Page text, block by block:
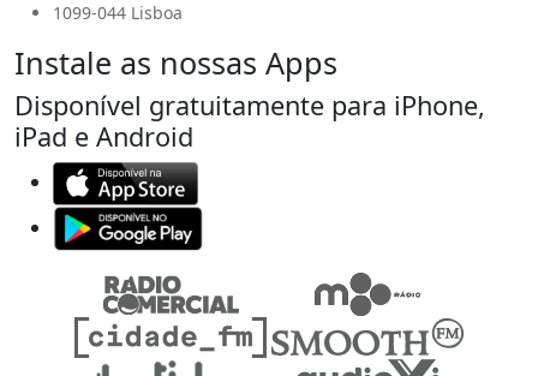
1099-044 Lisboa
Instale as nossas Apps
Disponível gratuitamente para iPhone,
iPad e Android